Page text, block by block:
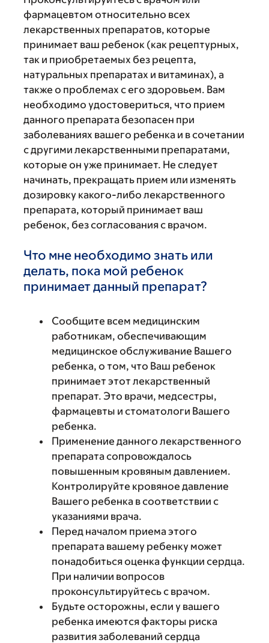
фармацевтом относительно всех
лекарственных препаратов, которые
принимает ваш ребенок (как рецептурных,
так и приобретаемых без рецепта,
натуральных препаратах и витаминах), а
также о проблемах с его здоровьем. Вам
необходимо удостовериться, что прием
данного препарата безопасен при
заболеваниях вашего ребенка и в сочетании
с другими лекарственными препаратами,
которые он уже принимает. Не следует
начинать, прекращать прием или изменять
дозировку какого-либо лекарственного
препарата, который принимает ваш
ребенок, без согласования с врачом.
Что мне необходимо знать или
делать, пока мой ребенок
принимает данный препарат?
Сообщите всем медицинским
работникам, обеспечивающим
медицинское обслуживание Вашего
ребенка, о том, что Ваш ребенок
принимает этот лекарственный
препарат. Это врачи, медсестры,
фармацевты и стоматологи Вашего
ребенка.
Применение данного лекарственного
препарата сопровождалось
повышенным кровяным давлением.
Контролируйте кровяное давление
Вашего ребенка в соответствии с
указаниями врача.
Перед началом приема этого
препарата вашему ребенку может
понадобиться оценка функции сердца.
При наличии вопросов
проконсультируйтесь с врачом.
Будьте осторожны, если у вашего
ребенка имеются факторы риска
развития заболеваний сердца